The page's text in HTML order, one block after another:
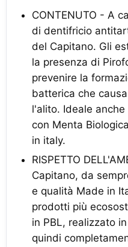
CONTENUTO - A
di dentifricio
del Capitano. Gli
la presenza di
prevenire la
batterica che
l'alito. Ideale
con Menta
in italy.
RISPETTO
Capitano, da
e qualità Made in
prodotti più
in PBL, realizzato
quindi